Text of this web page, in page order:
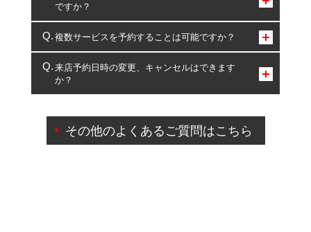
ですか？
コクピット・タイヤ館のみとなります。
複数サービスを予約することは可能ですか？
複数サービスのご予約は可能です。
一部の商品・サービスの組み合わせに限り、同時にご予約が
出来ないものもございます。
来店予約日時の変更、キャンセルはできます
か？
ご来店予約日の3営業日前を過ぎている場合のご予約
の日時変更につきましては、直接ご予約の店舗まで
その他のよくあるご質問はこちら